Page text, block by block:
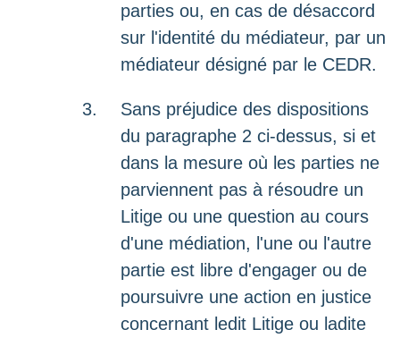
parties ou, en cas de désaccord
sur l'identité du médiateur, par un
médiateur désigné par le CEDR.
Sans préjudice des dispositions
du paragraphe 2 ci-dessus, si et
dans la mesure où les parties ne
parviennent pas à résoudre un
Litige ou une question au cours
d'une médiation, l'une ou l'autre
partie est libre d'engager ou de
poursuivre une action en justice
concernant ledit Litige ou ladite